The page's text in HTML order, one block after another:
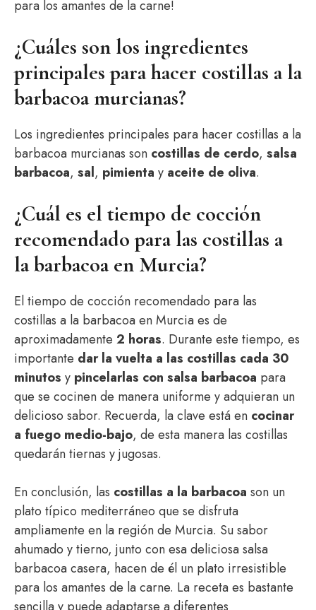
para los amantes de la carne!
¿Cuáles son los ingredientes
principales para hacer costillas a la
barbacoa murcianas?
Los ingredientes principales para hacer costillas a la
barbacoa murcianas son costillas de cerdo, salsa
barbacoa, sal, pimienta y aceite de oliva.
¿Cuál es el tiempo de cocción
recomendado para las costillas a
la barbacoa en Murcia?
El tiempo de cocción recomendado para las
costillas a la barbacoa en Murcia es de
aproximadamente 2 horas. Durante este tiempo, es
importante dar la vuelta a las costillas cada 30
minutos y pincelarlas con salsa barbacoa para
que se cocinen de manera uniforme y adquieran un
delicioso sabor. Recuerda, la clave está en cocinar
a fuego medio-bajo, de esta manera las costillas
quedarán tiernas y jugosas.
En conclusión, las costillas a la barbacoa son un
plato típico mediterráneo que se disfruta
ampliamente en la región de Murcia. Su sabor
ahumado y tierno, junto con esa deliciosa salsa
barbacoa casera, hacen de él un plato irresistible
para los amantes de la carne. La receta es bastante